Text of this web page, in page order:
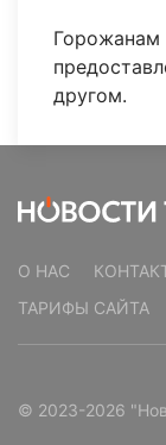
Горожанам
другом.
О НАС
ТАРИФЫ САЙТА
© 2023-2026